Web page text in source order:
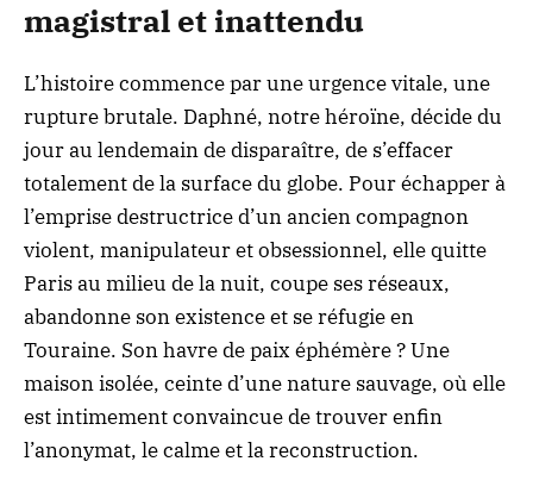
magistral et inattendu
L’histoire commence par une urgence vitale, une
rupture brutale. Daphné, notre héroïne, décide du
jour au lendemain de disparaître, de s’effacer
totalement de la surface du globe. Pour échapper à
l’emprise destructrice d’un ancien compagnon
violent, manipulateur et obsessionnel, elle quitte
Paris au milieu de la nuit, coupe ses réseaux,
abandonne son existence et se réfugie en
Touraine. Son havre de paix éphémère ? Une
maison isolée, ceinte d’une nature sauvage, où elle
est intimement convaincue de trouver enfin
l’anonymat, le calme et la reconstruction.